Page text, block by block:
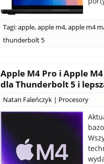
Tagi:apple,apple m4,apple m4
thunderbolt 5
Apple M4 Pro i Apple
dla Thunderbolt 5 i
Natan Faleńczyk | Procesory